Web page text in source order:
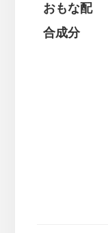
おもな配
合成分